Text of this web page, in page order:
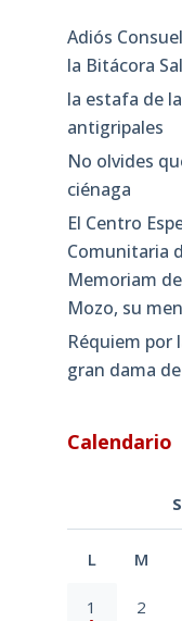
Adiós
la Bitácora
la estafa de
antigripales
No olvides
ciénaga
El Centro
Comunitaria
Memoriam
Mozo, su
Réquiem por
gran dama
Calendario
L M
1 2